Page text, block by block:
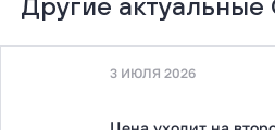
3 ИЮЛЯ 2026